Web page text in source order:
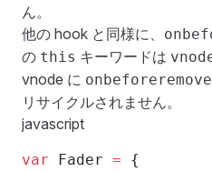
ん。
他の hook と同様に、
の this キーワードは
vnode に onbeforeremove
リサイクルされません。
javascript
var Fader = {